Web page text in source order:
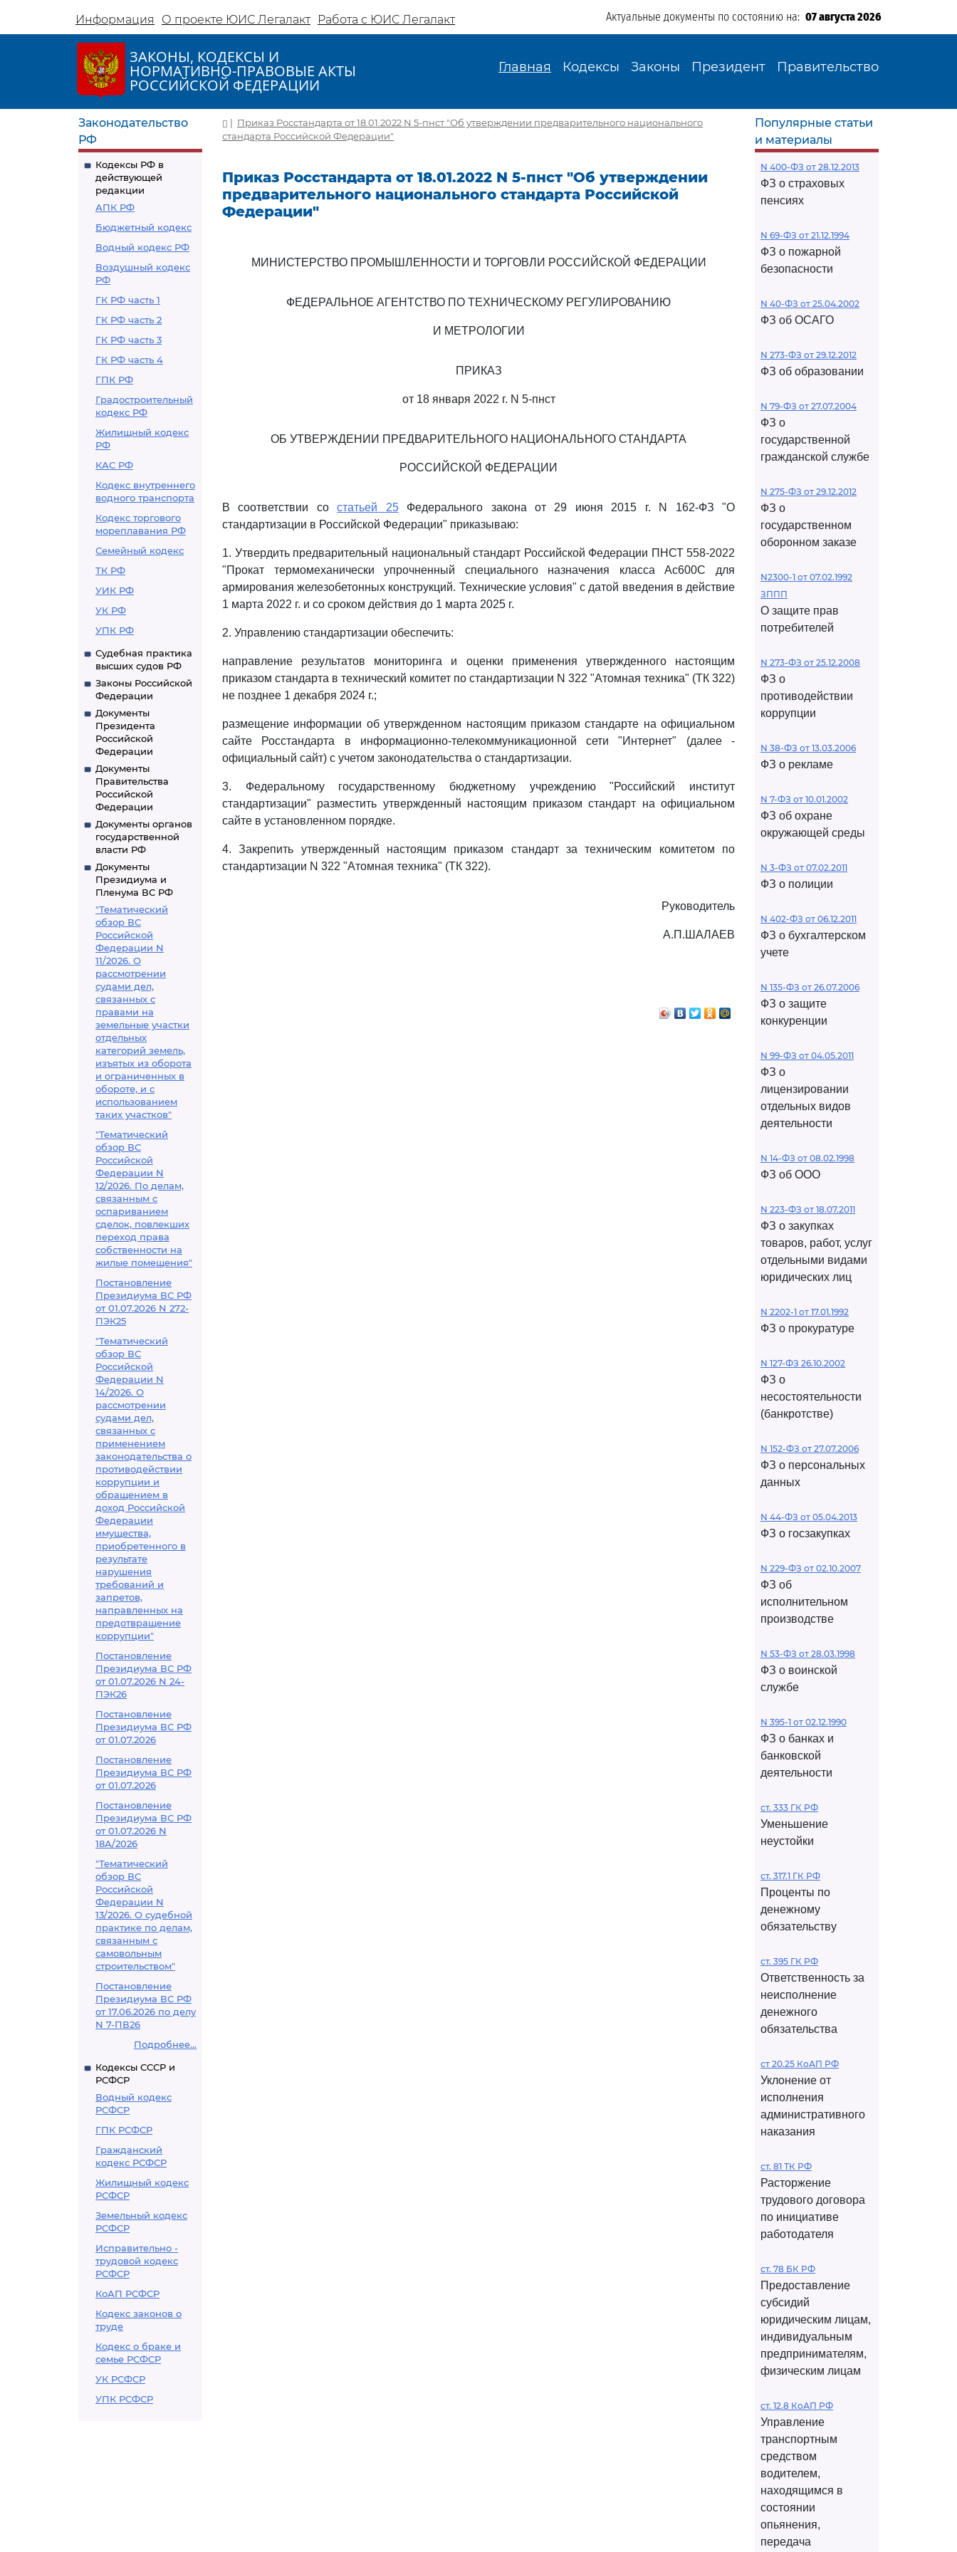
Информация О проекте ЮИС Легалакт Работа с ЮИС Легалакт Актуальные документы по состоянию на: 07 августа 2026
ЗАКОНЫ, КОДЕКСЫ И
НОРМАТИВНО-ПРАВОВЫЕ АКТЫ
РОССИЙСКОЙ ФЕДЕРАЦИИ
Главная Кодексы Законы Президент Правительство
Законодательство
РФ
Кодексы РФ в
действующей
редакции
АПК РФ
Бюджетный кодекс
Водный кодекс РФ
Воздушный кодекс
РФ
ГК РФ часть 1
ГК РФ часть 2
ГК РФ часть 3
ГК РФ часть 4
ГПК РФ
Градостроительный
кодекс РФ
Жилищный кодекс
РФ
КАС РФ
Кодекс внутреннего
водного транспорта
Кодекс торгового
мореплавания РФ
Семейный кодекс
ТК РФ
УИК РФ
УК РФ
УПК РФ
Судебная практика
высших судов РФ
Законы Российской
Федерации
Документы
Президента
Российской
Федерации
Документы
Правительства
Российской
Федерации
Документы органов
государственной
власти РФ
Документы
Президиума и
Пленума ВС РФ
"Тематический
обзор ВС
Российской
Федерации N
11/2026. О
рассмотрении
судами дел,
связанных с
правами на
земельные участки
отдельных
категорий земель,
изъятых из оборота
и ограниченных в
обороте, и с
использованием
таких участков"
"Тематический
обзор ВС
Российской
Федерации N
12/2026. По делам,
связанным с
оспариванием
сделок, повлекших
переход права
собственности на
жилые помещения"
Постановление
Президиума ВС РФ
от 01.07.2026 N 272-
ПЭК25
"Тематический
обзор ВС
Российской
Федерации N
14/2026. О
рассмотрении
судами дел,
связанных с
применением
законодательства о
противодействии
коррупции и
обращением в
доход Российской
Федерации
имущества,
приобретенного в
результате
нарушения
требований и
запретов,
направленных на
предотвращение
коррупции"
Постановление
Президиума ВС РФ
от 01.07.2026 N 24-
ПЭК26
Постановление
Президиума ВС РФ
от 01.07.2026
Постановление
Президиума ВС РФ
от 01.07.2026
Постановление
Президиума ВС РФ
от 01.07.2026 N
18А/2026
"Тематический
обзор ВС
Российской
Федерации N
13/2026. О судебной
практике по делам,
связанным с
самовольным
строительством"
Постановление
Президиума ВС РФ
от 17.06.2026 по делу
N 7-ПВ26
Подробнее...
Кодексы СССР и
РСФСР
Водный кодекс
РСФСР
ГПК РСФСР
Гражданский
кодекс РСФСР
Жилищный кодекс
РСФСР
Земельный кодекс
РСФСР
Исправительно -
трудовой кодекс
РСФСР
КоАП РСФСР
Кодекс законов о
труде
Кодекс о браке и
семье РСФСР
УК РСФСР
УПК РСФСР
| Приказ Росстандарта от 18.01.2022 N 5-пнст "Об утверждении предварительного национального
стандарта Российской Федерации"
Приказ Росстандарта от 18.01.2022 N 5-пнст "Об утверждении
предварительного национального стандарта Российской
Федерации"
МИНИСТЕРСТВО ПРОМЫШЛЕННОСТИ И ТОРГОВЛИ РОССИЙСКОЙ ФЕДЕРАЦИИ
ФЕДЕРАЛЬНОЕ АГЕНТСТВО ПО ТЕХНИЧЕСКОМУ РЕГУЛИРОВАНИЮ
И МЕТРОЛОГИИ
ПРИКАЗ
от 18 января 2022 г. N 5-пнст
ОБ УТВЕРЖДЕНИИ ПРЕДВАРИТЕЛЬНОГО НАЦИОНАЛЬНОГО СТАНДАРТА
РОССИЙСКОЙ ФЕДЕРАЦИИ
В соответствии состатьей 25Федерального закона от 29 июня 2015 г. N 162-ФЗ "О
стандартизации в Российской Федерации" приказываю:
1. Утвердить предварительный национальный стандарт Российской Федерации ПНСТ 558-2022
"Прокат термомеханически упрочненный специального назначения класса Ас600С для
армирования железобетонных конструкций. Технические условия" с датой введения в действие
1 марта 2022 г. и со сроком действия до 1 марта 2025 г.
2. Управлению стандартизации обеспечить:
направление результатов мониторинга и оценки применения утвержденного настоящим
приказом стандарта в технический комитет по стандартизации N 322 "Атомная техника" (ТК 322)
не позднее 1 декабря 2024 г.;
размещение информации об утвержденном настоящим приказом стандарте на официальном
сайте Росстандарта в информационно-телекоммуникационной сети "Интернет" (далее -
официальный сайт) с учетом законодательства о стандартизации.
3. Федеральному государственному бюджетному учреждению "Российский институт
стандартизации" разместить утвержденный настоящим приказом стандарт на официальном
сайте в установленном порядке.
4. Закрепить утвержденный настоящим приказом стандарт за техническим комитетом по
стандартизации N 322 "Атомная техника" (ТК 322).
Руководитель
А.П.ШАЛАЕВ
Популярные статьи
и материалы
N 400-ФЗ от 28.12.2013
ФЗ о страховых
пенсиях
N 69-ФЗ от 21.12.1994
ФЗ о пожарной
безопасности
N 40-ФЗ от 25.04.2002
ФЗ об ОСАГО
N 273-ФЗ от 29.12.2012
ФЗ об образовании
N 79-ФЗ от 27.07.2004
ФЗ о
государственной
гражданской службе
N 275-ФЗ от 29.12.2012
ФЗ о
государственном
оборонном заказе
N2300-1 от 07.02.1992
ЗППП
О защите прав
потребителей
N 273-ФЗ от 25.12.2008
ФЗ о
противодействии
коррупции
N 38-ФЗ от 13.03.2006
ФЗ о рекламе
N 7-ФЗ от 10.01.2002
ФЗ об охране
окружающей среды
N 3-ФЗ от 07.02.2011
ФЗ о полиции
N 402-ФЗ от 06.12.2011
ФЗ о бухгалтерском
учете
N 135-ФЗ от 26.07.2006
ФЗ о защите
конкуренции
N 99-ФЗ от 04.05.2011
ФЗ о
лицензировании
отдельных видов
деятельности
N 14-ФЗ от 08.02.1998
ФЗ об ООО
N 223-ФЗ от 18.07.2011
ФЗ о закупках
товаров, работ, услуг
отдельными видами
юридических лиц
N 2202-1 от 17.01.1992
ФЗ о прокуратуре
N 127-ФЗ 26.10.2002
ФЗ о
несостоятельности
(банкротстве)
N 152-ФЗ от 27.07.2006
ФЗ о персональных
данных
N 44-ФЗ от 05.04.2013
ФЗ о госзакупках
N 229-ФЗ от 02.10.2007
ФЗ об
исполнительном
производстве
N 53-ФЗ от 28.03.1998
ФЗ о воинской
службе
N 395-1 от 02.12.1990
ФЗ о банках и
банковской
деятельности
ст. 333 ГК РФ
Уменьшение
неустойки
ст. 317.1 ГК РФ
Проценты по
денежному
обязательству
ст. 395 ГК РФ
Ответственность за
неисполнение
денежного
обязательства
ст 20.25 КоАП РФ
Уклонение от
исполнения
административного
наказания
ст. 81 ТК РФ
Расторжение
трудового договора
по инициативе
работодателя
ст. 78 БК РФ
Предоставление
субсидий
юридическим лицам,
индивидуальным
предпринимателям,
физическим лицам
ст. 12.8 КоАП РФ
Управление
транспортным
средством
водителем,
находящимся в
состоянии
опьянения,
передача